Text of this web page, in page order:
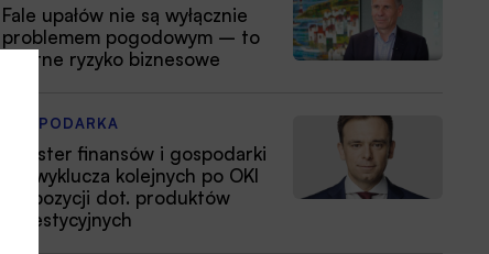
Fale upałów nie są wyłącznie
problemem pogodowym – to
istotne ryzyko biznesowe
GOSPODARKA
Minister finansów i gospodarki
nie wyklucza kolejnych po OKI
propozycji dot. produktów
inwestycyjnych